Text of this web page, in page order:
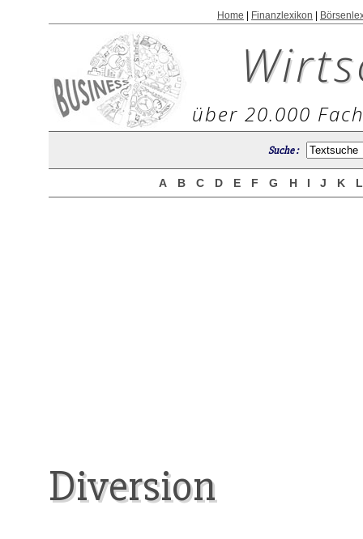
Home Finanzlexikon
über 20.000
Suche :
A B C D E F G H I J K
Diversion